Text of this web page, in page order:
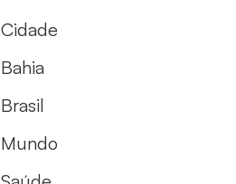
Cidade
Bahia
Brasil
Mundo